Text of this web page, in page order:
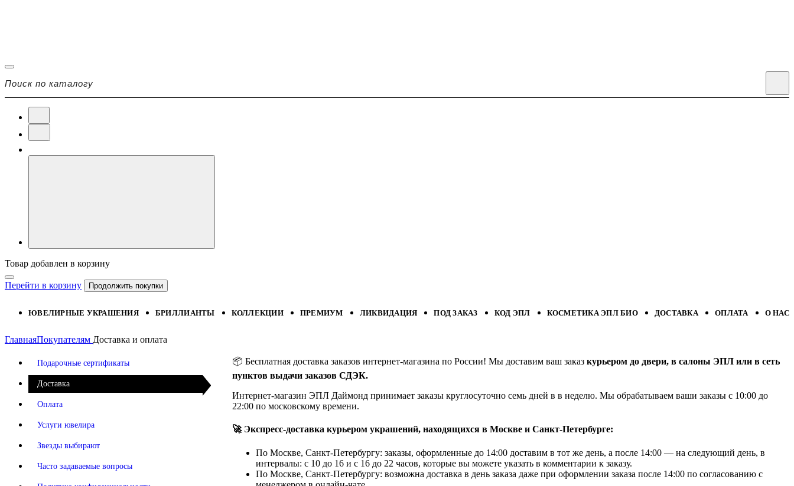
Товар добавлен в корзину
Перейти в корзину Продолжить покупки
ЮВЕЛИРНЫЕ УКРАШЕНИЯ БРИЛЛИАНТЫ КОЛЛЕКЦИИ ПРЕМИУМ ЛИКВИДАЦИЯ ПОД ЗАКАЗ КОД ЭПЛ КОСМЕТИКА ЭПЛ БИО ДОСТАВКА ОПЛАТА О НАС
ГлавнаяПокупателям Доставка и оплата
Подарочные сертификаты
Доставка
Оплата
Услуги ювелира
Звезды выбирают
Часто задаваемые вопросы
📦 Бесплатная доставка заказов интернет-магазина по России! Мы доставим ваш заказ курьером до двери, в салоны ЭПЛ или в сеть
пунктов выдачи заказов СДЭК.
Интернет-магазин ЭПЛ Даймонд принимает заказы круглосуточно семь дней в в неделю. Мы обрабатываем ваши заказы с 10:00 до
22:00 по московскому времени.
🚀 Экспресс-доставка курьером украшений, находящихся в Москве и Санкт-Петербурге:
По Москве, Санкт-Петербургу: заказы, оформленные до 14:00 доставим в тот же день, а после 14:00 — на следующий день, в
интервалы: с 10 до 16 и с 16 до 22 часов, которые вы можете указать в комментарии к заказу.
По Москве, Санкт-Петербургу: возможна доставка в день заказа даже при оформлении заказа после 14:00 по согласованию с